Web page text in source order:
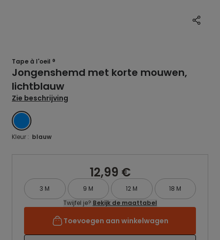
Tape à l'oeil ®
Jongenshemd met korte mouwen,
lichtblauw
Zie beschrijving
BLAUW
Kleur : blauw
12,99 €
3 M 9 M 12 M
18 M
Twijfel je? Bekijk de maattabel
Toevoegen aan winkelwagen